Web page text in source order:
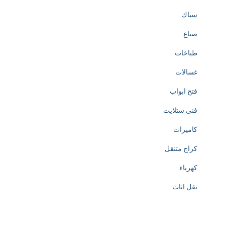
سباك
صباغ
طباخات
غسالات
فتح ابواب
فني ستلايت
كاميرات
كراج متنقل
كهرباء
نقل اثاث